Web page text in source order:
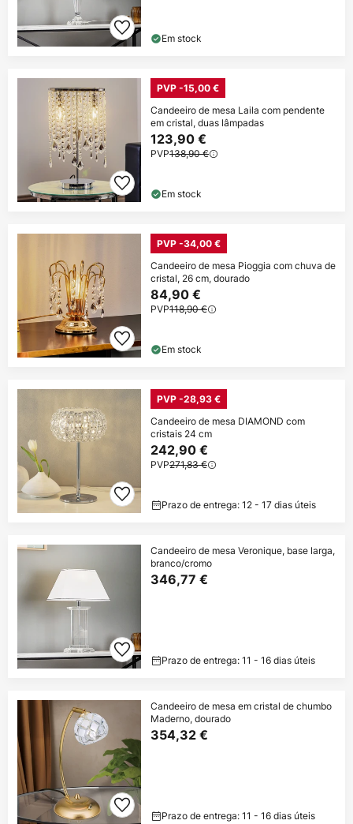
Em stock
PVP -15,00 €
Candeeiro de mesa Laila com pendente
em cristal, duas lâmpadas
123,90 €
PVP138,90 €
Em stock
PVP -34,00 €
Candeeiro de mesa Pioggia com chuva de
cristal, 26 cm, dourado
84,90 €
PVP118,90 €
Em stock
PVP -28,93 €
Candeeiro de mesa DIAMOND com
cristais 24 cm
242,90 €
PVP271,83 €
Prazo de entrega: 12 - 17 dias úteis
Candeeiro de mesa Veronique, base larga,
branco/cromo
346,77 €
Prazo de entrega: 11 - 16 dias úteis
Candeeiro de mesa em cristal de chumbo
Maderno, dourado
354,32 €
Prazo de entrega: 11 - 16 dias úteis